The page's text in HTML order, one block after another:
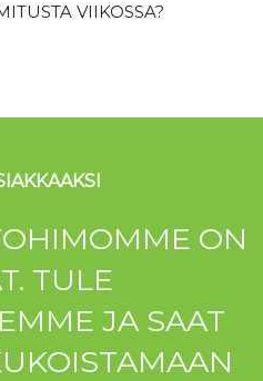
VIIKOSSA?
ON
TULE
JA SAAT